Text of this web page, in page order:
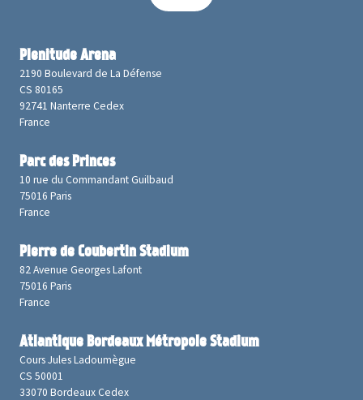
Plenitude Arena
2190 Boulevard de La Défense
CS 80165
92741 Nanterre Cedex
France
Parc des Princes
10 rue du Commandant Guilbaud
75016 Paris
France
Pierre de Coubertin Stadium
82 Avenue Georges Lafont
75016 Paris
France
Atlantique Bordeaux Métropole Stadium
Cours Jules Ladoumègue
CS 50001
33070 Bordeaux Cedex